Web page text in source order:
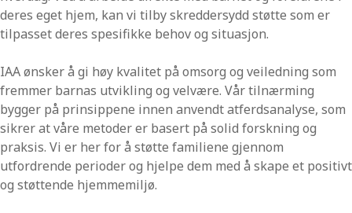
deres eget hjem, kan vi tilby skreddersydd støtte som er
tilpasset deres spesifikke behov og situasjon.
IAA ønsker å gi høy kvalitet på omsorg og veiledning som
fremmer barnas utvikling og velvære. Vår tilnærming
bygger på prinsippene innen anvendt atferdsanalyse, som
sikrer at våre metoder er basert på solid forskning og
praksis. Vi er her for å støtte familiene gjennom
utfordrende perioder og hjelpe dem med å skape et positivt
og støttende hjemmemiljø.